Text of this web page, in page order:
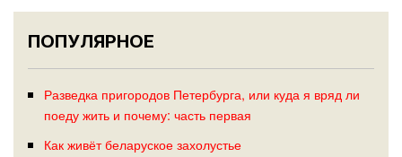
ПОПУЛЯРНОЕ
Разведка пригородов Петербурга, или куда я вряд ли
поеду жить и почему: часть первая
Как живёт беларуское захолустье